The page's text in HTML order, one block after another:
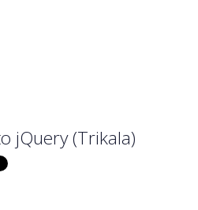
jQuery (Trikala)